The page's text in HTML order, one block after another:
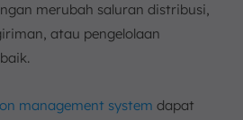
merubah saluran distribusi,
atau pengelolaan
management system dapat